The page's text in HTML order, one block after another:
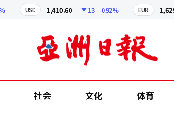
USD 1,410.60 13 -0.92% EUR 1,629.60
社会 文化 体育